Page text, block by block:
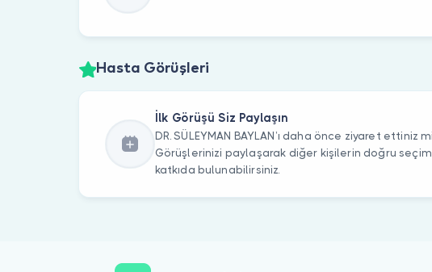
Hasta Görüşleri
İlk Görüşü Siz Paylaşın
DR. SÜLEYMAN BAYLAN’ı daha önce ziyaret ettiniz
Görüşlerinizi paylaşarak diğer kişilerin doğru seçim
katkıda bulunabilirsiniz.